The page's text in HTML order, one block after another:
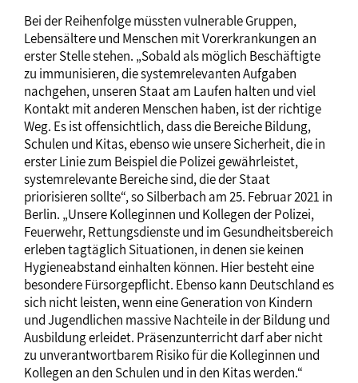
Bei der Reihenfolge müssten vulnerable Gruppen,
Lebensältere und Menschen mit Vorerkrankungen an
erster Stelle stehen. „Sobald als möglich Beschäftigte
zu immunisieren, die systemrelevanten Aufgaben
nachgehen, unseren Staat am Laufen halten und viel
Kontakt mit anderen Menschen haben, ist der richtige
Weg. Es ist offensichtlich, dass die Bereiche Bildung,
Schulen und Kitas, ebenso wie unsere Sicherheit, die in
erster Linie zum Beispiel die Polizei gewährleistet,
systemrelevante Bereiche sind, die der Staat
priorisieren sollte“, so Silberbach am 25. Februar 2021 in
Berlin. „Unsere Kolleginnen und Kollegen der Polizei,
Feuerwehr, Rettungsdienste und im Gesundheitsbereich
erleben tagtäglich Situationen, in denen sie keinen
Hygieneabstand einhalten können. Hier besteht eine
besondere Fürsorgepflicht. Ebenso kann Deutschland es
sich nicht leisten, wenn eine Generation von Kindern
und Jugendlichen massive Nachteile in der Bildung und
Ausbildung erleidet. Präsenzunterricht darf aber nicht
zu unverantwortbarem Risiko für die Kolleginnen und
Kollegen an den Schulen und in den Kitas werden.“